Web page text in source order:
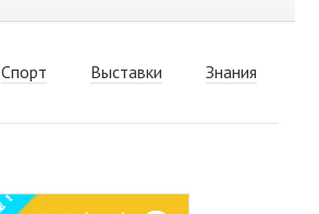
Спорт Выставки Знания